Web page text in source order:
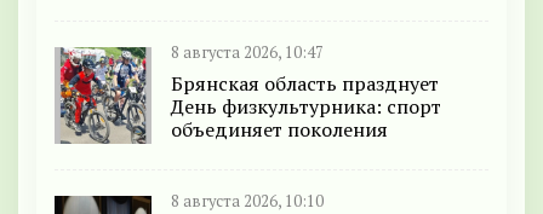
8 августа 2026, 10:47
Брянская область празднует
День физкультурника: спорт
объединяет поколения
8 августа 2026, 10:10